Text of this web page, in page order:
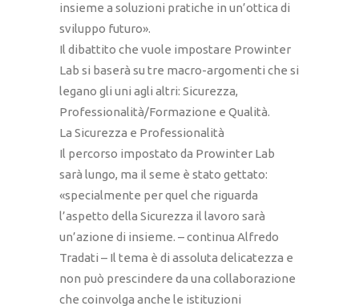
insieme a soluzioni pratiche in un’ottica di
sviluppo futuro».
Il dibattito che vuole impostare Prowinter
Lab si baserà su tre macro-argomenti che si
legano gli uni agli altri: Sicurezza,
Professionalità/Formazione e Qualità.
La Sicurezza e Professionalità
Il percorso impostato da Prowinter Lab
sarà lungo, ma il seme è stato gettato:
«specialmente per quel che riguarda
l’aspetto della Sicurezza il lavoro sarà
un’azione di insieme. – continua Alfredo
Tradati – Il tema è di assoluta delicatezza e
non può prescindere da una collaborazione
che coinvolga anche le istituzioni